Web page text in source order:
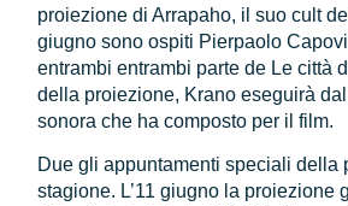
proiezione di Arrapaho, il suo cult
giugno sono ospiti Pierpaolo
entrambi entrambi parte de Le città
della proiezione, Krano eseguirà
sonora che ha composto per il film.
Due gli appuntamenti speciali della
stagione. L’11 giugno la proiezione